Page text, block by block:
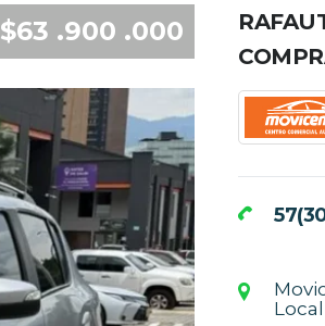
$63 .900 .000
Local